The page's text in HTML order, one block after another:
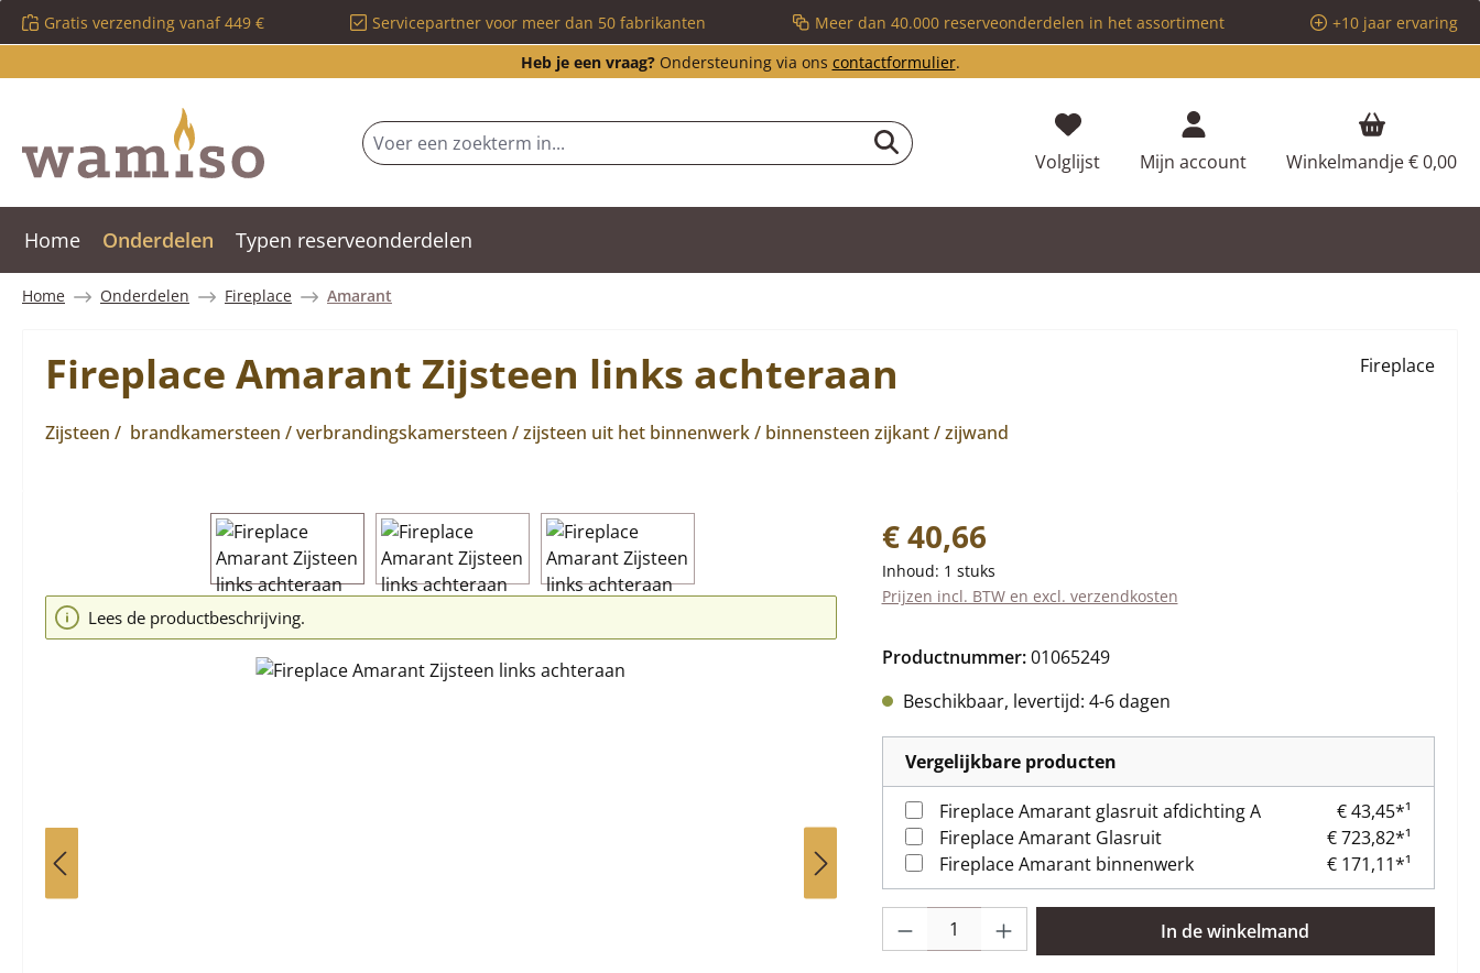
naar de hoofdinhoud
Ga naar de zoekopdracht
Ga naar de hoofdnavigatie
Gratis verzending vanaf 449 € Servicepartner voor meer dan 50 fabrikanten Meer dan 40.000 reserveonderdelen in het assortiment
+10 jaar ervaring
Heb je een vraag?Ondersteuning via ons contactformulier.
VolglijstJe hebt 0 items op je verlanglijstje
Mijn account Winkelmandje€ 0,00
Home Onderdelen Typen reserveonderdelen
Home Onderdelen Fireplace Amarant
Fireplace Amarant Zijsteen links achteraan
Zijsteen / brandkamersteen / verbrandingskamersteen / zijsteen uit het binnenwerk / binnensteen zijkant / zijwand
Fireplace
Afbeeldingengalerij overslaan
Lees de productbeschrijving.
Normale prijs:
€ 40,66
Inhoud: 1 stuks
Prijzen incl. BTW en excl. verzendkosten
Productnummer:01065249
Beschikbaar, levertijd: 4-6 dagen
Vergelijkbare producten
Fireplace Amarant glasruit afdichting A
€ 43,45*¹
Fireplace Amarant Glasruit
€ 723,82*¹
Fireplace Amarant binnenwerk
€ 171,11*¹
Producthoeveelheid: Voer de gewenste hoeveelheid in of gebruik de knoppen
In de winkelmand